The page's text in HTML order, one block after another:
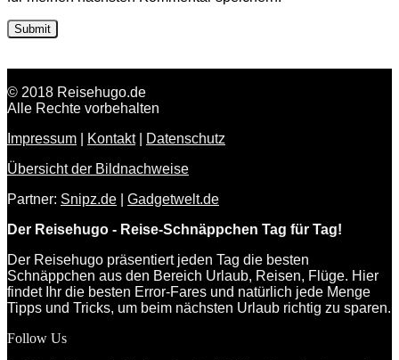
© 2018 Reisehugo.de
Alle Rechte vorbehalten
Impressum
Kontakt|
Datenschutz
Übersicht der Bildnachweise
Partner: Snipz.de
Gadgetwelt.de
Der Reisehugo - Reise-Schnäppchen Tag für Tag!
Der Reisehugo präsentiert jeden Tag die besten
Schnäppchen aus den Bereich Urlaub, Reisen, Flüge. Hier
findet Ihr die besten Error-Fares und natürlich jede Menge
Tipps und Tricks, um beim nächsten Urlaub richtig zu sparen.
Follow Us